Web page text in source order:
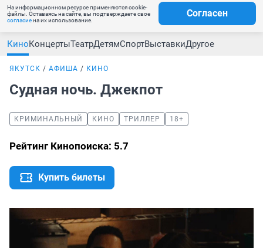
На информационном ресурсе применяются cookie-
файлы. Оставаясь на сайте, вы подтверждаете свое
согласиена их использование.
Согласен
КиноКонцертыТеатрДетямСпортВыставкиДругое
ЯКУТСК АФИША КИНО
Судная ночь. Джекпот
КРИМИНАЛЬНЫЙ КИНО ТРИЛЛЕР 18+
Рейтинг Кинопоиска: 5.7
Купить билеты